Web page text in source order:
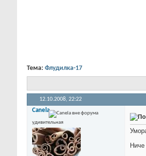
Тема: Флудилка-17
12.10.2008, 22:22
Canela
удивительная
Ниче